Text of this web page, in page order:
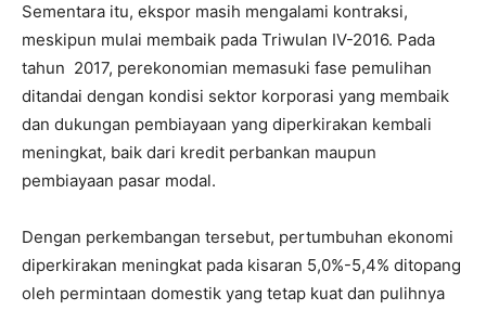
Sementara itu, ekspor masih mengalami kontraksi,
meskipun mulai membaik pada Triwulan IV-2016. Pada
tahun 2017, perekonomian memasuki fase pemulihan
ditandai dengan kondisi sektor korporasi yang membaik
dan dukungan pembiayaan yang diperkirakan kembali
meningkat, baik dari kredit perbankan maupun
pembiayaan pasar modal.
Dengan perkembangan tersebut, pertumbuhan ekonomi
diperkirakan meningkat pada kisaran 5,0%-5,4% ditopang
oleh permintaan domestik yang tetap kuat dan pulihnya